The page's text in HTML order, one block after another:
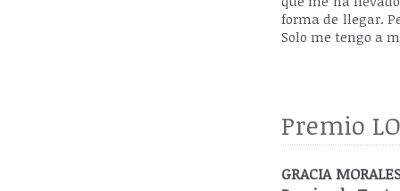
forma de llegar.
Solo me tengo a
Premio
GRACIA